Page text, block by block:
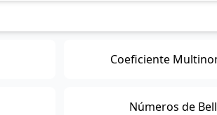
Coeficiente
Números de Bell